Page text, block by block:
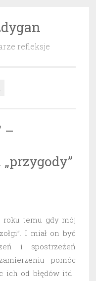
refleksje
–
roku temu gdy mój
I miał on być
i spostrzeżeń
pomóc
ich od błędów itd.